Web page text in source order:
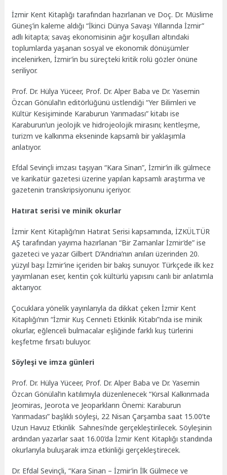
İzmir Kent Kitaplığı tarafından hazırlanan ve Doç. Dr. Müslime
Güneş’in kaleme aldığı “İkinci Dünya Savaşı Yıllarında İzmir”
adlı kitapta; savaş ekonomisinin ağır koşulları altındaki
toplumlarda yaşanan sosyal ve ekonomik dönüşümler
incelenirken, İzmir’in bu süreçteki kritik rolü gözler önüne
seriliyor.
Prof. Dr. Hülya Yüceer, Prof. Dr. Alper Baba ve Dr. Yasemin
Özcan Gönülal’ın editörlüğünü üstlendiği “Yer Bilimleri ve
Kültür Kesişiminde Karaburun Yarımadası” kitabı ise
Karaburun’un jeolojik ve hidrojeolojik mirasını; kentleşme,
turizm ve kalkınma ekseninde kapsamlı bir yaklaşımla
anlatıyor.
Efdal Sevinçli imzası taşıyan “Kara Sinan”, İzmir’in ilk gülmece
ve karikatür gazetesi üzerine yapılan kapsamlı araştırma ve
gazetenin transkripsiyonunu içeriyor.
Hatırat serisi ve minik okurlar
İzmir Kent Kitaplığı’nın Hatırat Serisi kapsamında, İZKÜLTÜR
AŞ tarafından yayıma hazırlanan “Bir Zamanlar İzmir’de” ise
gazeteci ve yazar Gilbert D’Andria’nın anıları üzerinden 20.
yüzyıl başı İzmir’ine içeriden bir bakış sunuyor. Türkçede ilk kez
yayımlanan eser, kentin çok kültürlü yapısını canlı bir anlatımla
aktarıyor.
Çocuklara yönelik yayınlarıyla da dikkat çeken İzmir Kent
Kitaplığı’nın “İzmir Kuş Cenneti Etkinlik Kitabı”nda ise minik
okurlar, eğlenceli bulmacalar eşliğinde farklı kuş türlerini
keşfetme fırsatı buluyor.
Söyleşi ve imza günleri
Prof. Dr. Hülya Yüceer, Prof. Dr. Alper Baba ve Dr. Yasemin
Özcan Gönülal’ın katılımıyla düzenlenecek “Kırsal Kalkınmada
Jeomiras, Jeorota ve Jeoparkların Önemi: Karaburun
Yarımadası” başlıklı söyleşi, 22 Nisan Çarşamba saat 15.00’te
Uzun Havuz Etkinlik Sahnesi’nde gerçekleştirilecek. Söyleşinin
ardından yazarlar saat 16.00’da İzmir Kent Kitaplığı standında
okurlarıyla buluşarak imza etkinliği gerçekleştirecek.
Dr. Efdal Sevinçli, “Kara Sinan – İzmir’in İlk Gülmece ve